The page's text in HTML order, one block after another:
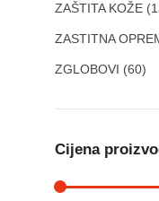
ZAŠTITA KOŽE
ZASTITNA
ZGLOBOVI (60)
Cijena